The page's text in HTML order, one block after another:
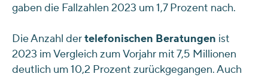
gaben die Fallzahlen 2023 um 1,7 Prozent nach.
Die Anzahl dertelefonischen Beratungen ist
2023 im Vergleich zum Vorjahr mit 7,5 Millionen
deutlich um 10,2 Prozent zurückgegangen. Auch